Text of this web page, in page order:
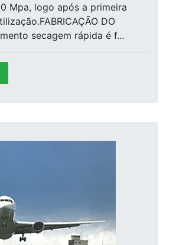
Mpa, logo após a primeira
DO
secagem rápida é f...